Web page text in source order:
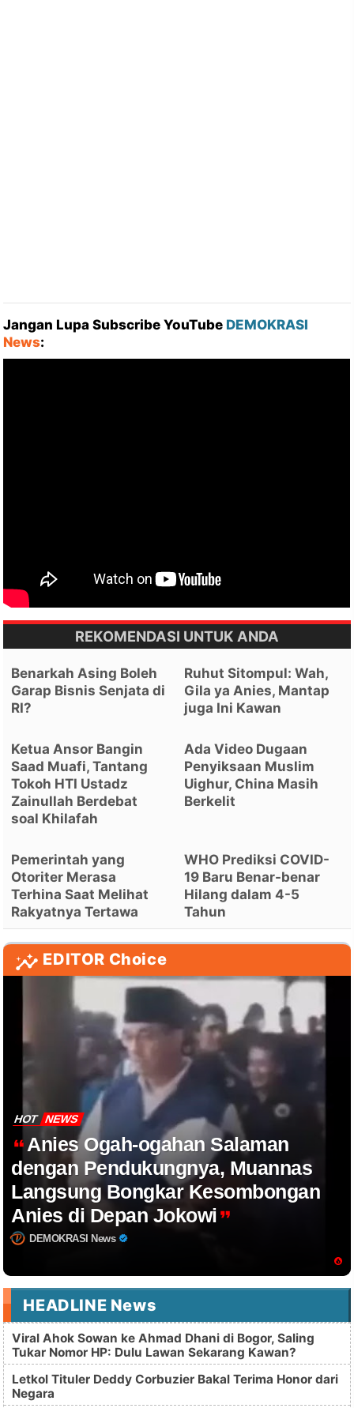
Jangan Lupa Subscribe YouTube DEMOKRASI
News:
REKOMENDASI UNTUK ANDA
Benarkah Asing Boleh
Garap Bisnis Senjata di
RI?
Ruhut Sitompul: Wah,
Gila ya Anies, Mantap
juga Ini Kawan
Ketua Ansor Bangin
Saad Muafi, Tantang
Tokoh HTI Ustadz
Zainullah Berdebat
soal Khilafah
Ada Video Dugaan
Penyiksaan Muslim
Uighur, China Masih
Berkelit
Pemerintah yang
Otoriter Merasa
Terhina Saat Melihat
Rakyatnya Tertawa
WHO Prediksi COVID-
19 Baru Benar-benar
Hilang dalam 4-5
Tahun
EDITOR Choice
HOT NEWS
Anies Ogah-ogahan Salaman
dengan Pendukungnya, Muannas
Langsung Bongkar Kesombongan
Anies di Depan Jokowi
DEMOKRASI News
HEADLINE News
Viral Ahok Sowan ke Ahmad Dhani di Bogor, Saling
Tukar Nomor HP: Dulu Lawan Sekarang Kawan?
Letkol Tituler Deddy Corbuzier Bakal Terima Honor dari
Negara